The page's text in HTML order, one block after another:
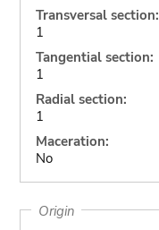
Transversal section:
1
Tangential section:
1
Radial section:
1
Maceration:
No
Origin